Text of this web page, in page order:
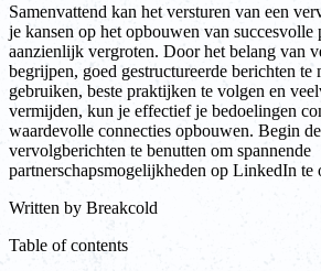
Samenvattend kan het versturen van een
je kansen op het opbouwen van succesvolle
aanzienlijk vergroten. Door het belang van
begrijpen, goed gestructureerde berichten te
gebruiken, beste praktijken te volgen en
vermijden, kun je effectief je bedoelingen
waardevolle connecties opbouwen. Begin
vervolgberichten te benutten om spannende
partnerschapsmogelijkheden op LinkedIn te
Written by Breakcold
Table of contents